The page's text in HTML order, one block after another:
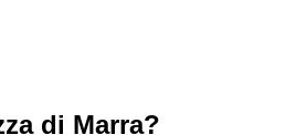
di Marra?